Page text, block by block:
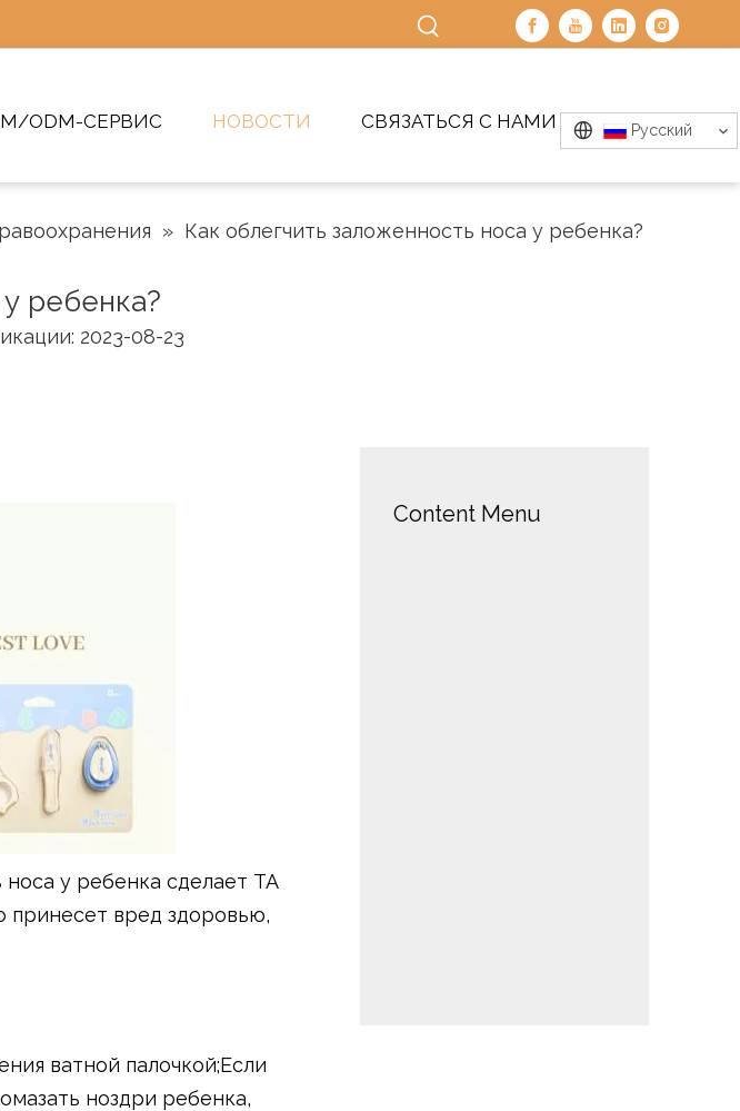
ODM-СЕРВИС НОВОСТИ СВЯЗАТЬСЯ С НАМИ Pусский
» Как облегчить заложенность носа у ребенка?
ребенка?
2023-08-23
носа у ребенка сделает ТА
принесет вред здоровью,
ватной палочкой;Если
ноздри ребенка,
Content Menu